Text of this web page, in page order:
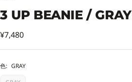
ド
に
1
ド
に
2
3 UP BEANIE / GRAY
セ
ー
¥7,480
色: GRAY